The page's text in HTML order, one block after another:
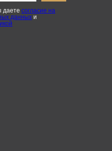
даете согласие на
данных и